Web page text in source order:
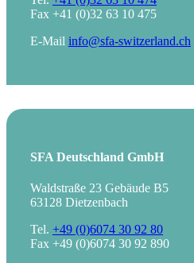
Fax +41 (0)32 63 10 475
E-Mail info@sfa-switzerland.ch
SFA Deutschland GmbH
Waldstraße 23 Gebäude B5
63128 Dietzenbach
Tel. +49 (0)6074 30 92 80
Fax +49 (0)6074 30 92 890